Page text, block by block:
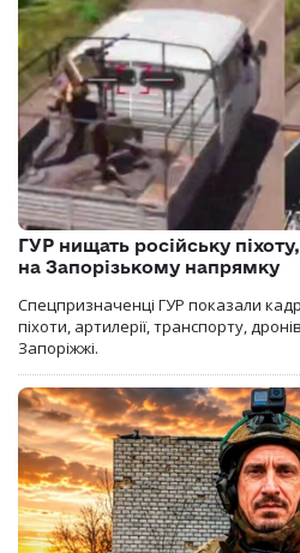
ГУР нищать російську
на Запорізькому напрямку
Спецпризначенці ГУР показали
піхоти, артилерії, транспорту,
Запоріжжі.